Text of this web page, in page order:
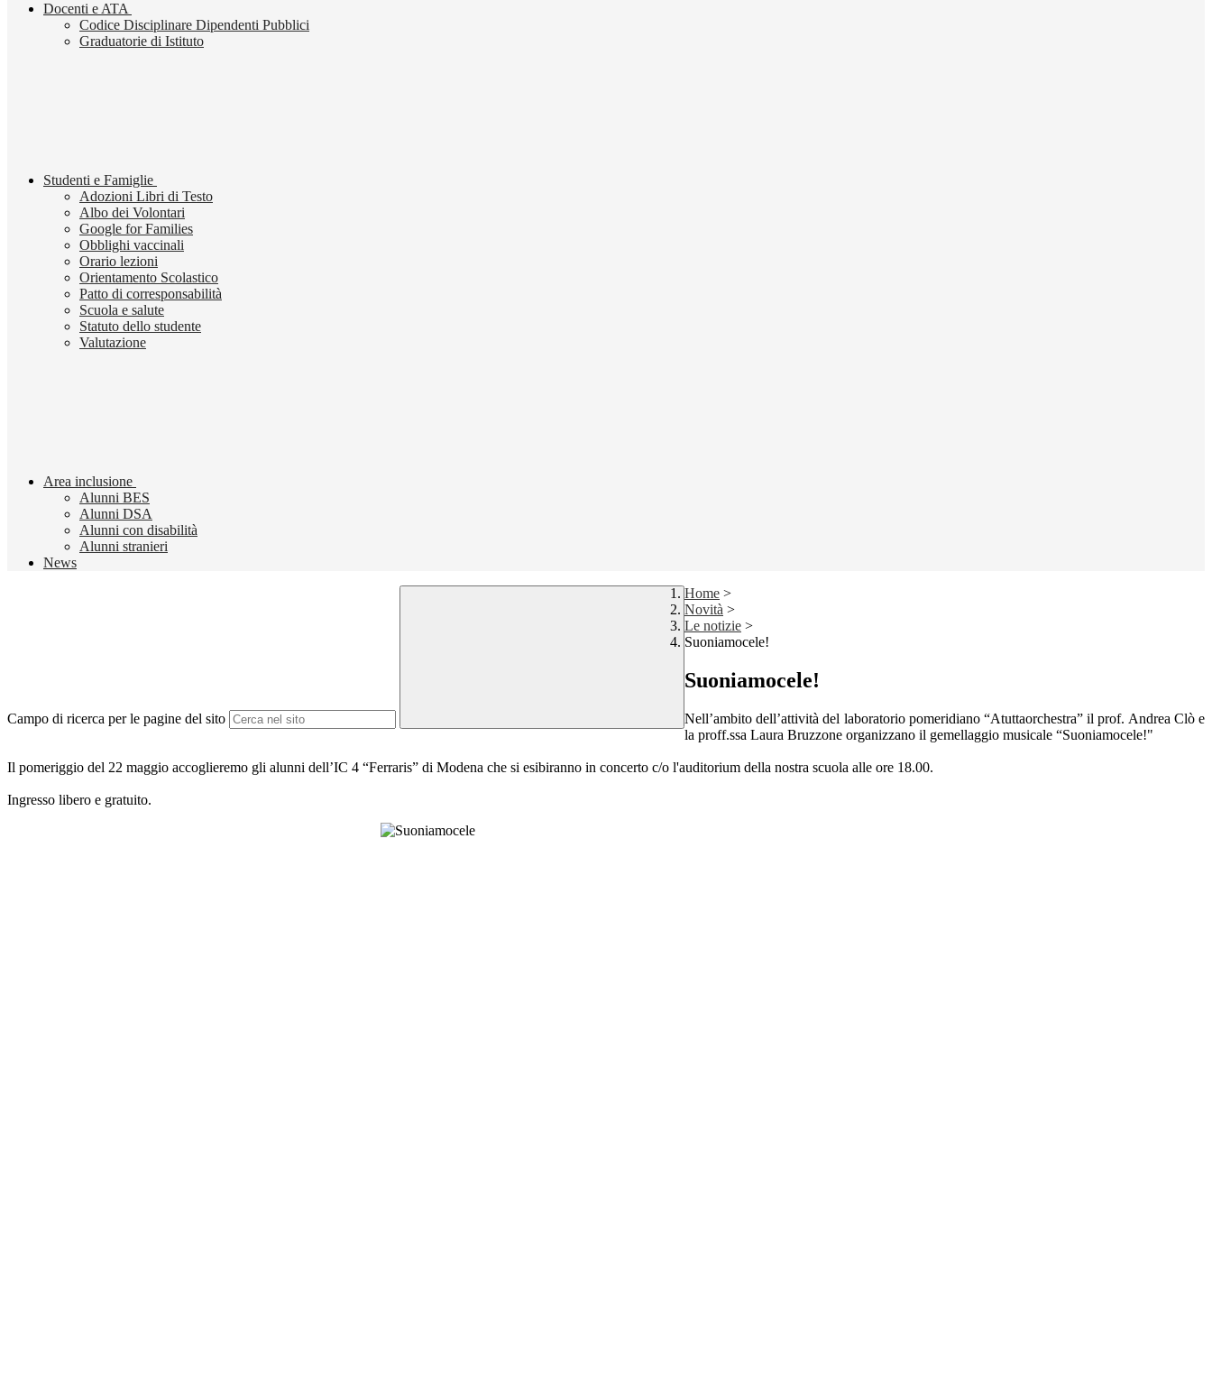
Docenti e ATA
Codice Disciplinare Dipendenti Pubblici
Graduatorie di Istituto
Studenti e Famiglie
Adozioni Libri di Testo
Albo dei Volontari
Google for Families
Obblighi vaccinali
Orario lezioni
Orientamento Scolastico
Patto di corresponsabilità
Scuola e salute
Statuto dello studente
Valutazione
Area inclusione
Alunni BES
Alunni DSA
Alunni con disabilità
Alunni stranieri
News
Campo di ricerca per le pagine del sito
Home >
Novità >
Le notizie >
Suoniamocele!
Suoniamocele!
Nell’ambito dell’attività del laboratorio pomeridiano “Atuttaorchestra” il prof. Andrea Clò e
la proff.ssa Laura Bruzzone organizzano il gemellaggio musicale “Suoniamocele!"
Il pomeriggio del 22 maggio accoglieremo gli alunni dell’IC 4 “Ferraris” di Modena che si esibiranno in concerto c/o l'auditorium della nostra scuola alle ore 18.00.
Ingresso libero e gratuito.